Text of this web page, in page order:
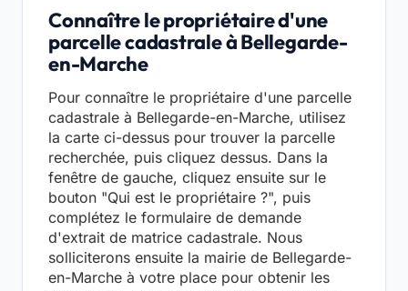
Connaître le propriétaire d'une
parcelle cadastrale à Bellegarde-
en-Marche
Pour connaître le propriétaire d'une parcelle
cadastrale à Bellegarde-en-Marche, utilisez
la carte ci-dessus pour trouver la parcelle
recherchée, puis cliquez dessus. Dans la
fenêtre de gauche, cliquez ensuite sur le
bouton "Qui est le propriétaire ?", puis
complétez le formulaire de demande
d'extrait de matrice cadastrale. Nous
solliciterons ensuite la mairie de Bellegarde-
en-Marche à votre place pour obtenir les